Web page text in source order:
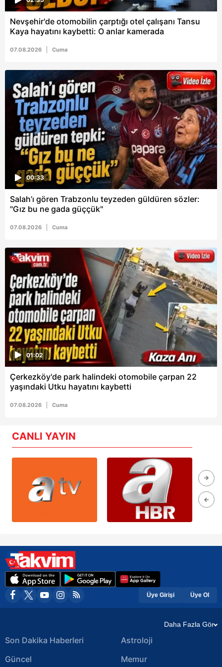
Nevşehir'de otomobilin çarptığı otel çalışanı Tansu
Kaya hayatını kaybetti: O anlar kamerada
07.08.2026 Cuma
00:33
Salah’ı gören Trabzonlu teyzeden güldüren sözler:
"Gız bu ne gada güççük"
07.08.2026 Cuma
01:02
Çerkezköy'de park halindeki otomobile çarpan 22
yaşındaki Utku hayatını kaybetti
07.08.2026 Cuma
CANLI YAYIN
Üye Girişi Üye Ol
Daha Fazla Gör
Son Dakika Haberleri
Güncel
Astroloji
Memur